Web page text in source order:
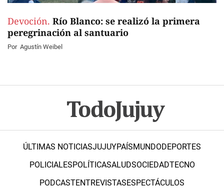
Devoción. Río Blanco: se realizó la primera
peregrinación al santuario
Por Agustín Weibel
ÚLTIMAS NOTICIASJUJUYPAÍSMUNDODEPORTES
POLICIALESPOLÍTICASALUDSOCIEDADTECNO
PODCASTENTREVISTASESPECTÁCULOS